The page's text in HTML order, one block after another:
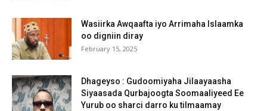
Wasiirka Awqaafta iyo Arrimaha Islaamka
oo digniin diray
February 15, 2025
Dhageyso : Gudoomiyaha Jilaayaasha
Siyaasada Qurbajoogta Soomaaliyeed Ee
Yurub oo sharci darro ku tilmaamay